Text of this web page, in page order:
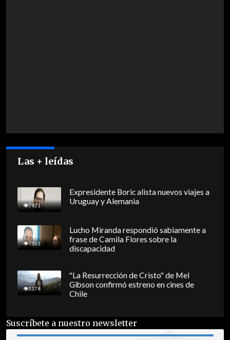
Las + leídas
7921
Expresidente Boric alista nuevos viajes a
Uruguay y Alemania
7363
Lucho Miranda respondió sabiamente a
frase de Camila Flores sobre la
discapacidad
5374
"La Resurrección de Cristo" de Mel
Gibson confirmó estreno en cines de
Chile
Suscríbete a nuestro newsletter